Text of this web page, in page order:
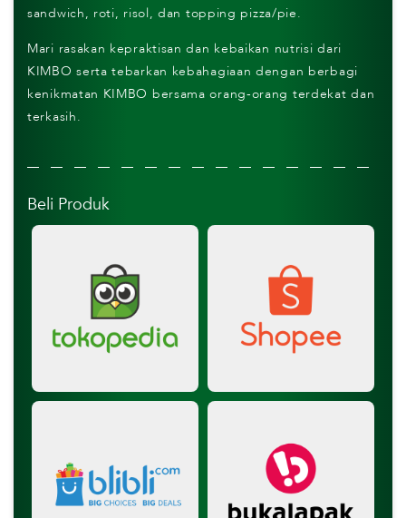
sandwich, roti, risol, dan topping pizza/pie.
Mari rasakan kepraktisan dan kebaikan nutrisi dari
KIMBO serta tebarkan kebahagiaan dengan berbagi
kenikmatan KIMBO bersama orang-orang terdekat dan
terkasih.
Beli Produk